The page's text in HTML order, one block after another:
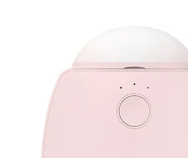
Получайте товар
выбранный способом
Оставшиеся
% будут